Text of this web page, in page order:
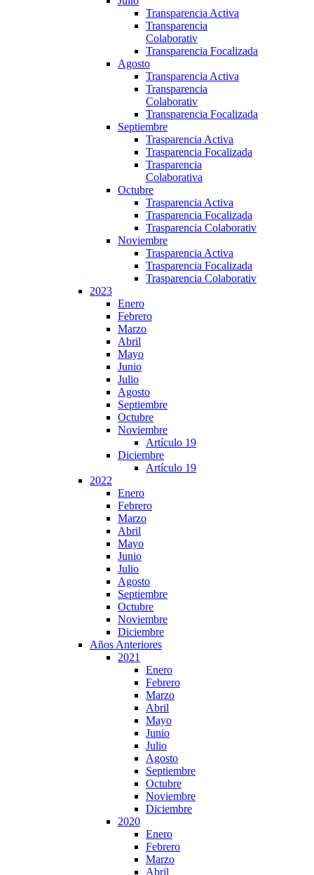
Transparencia Activa
Transparencia
Colaborativ
Transparencia Focalizada
Agosto
Transparencia Activa
Transparencia
Colaborativ
Transparencia Focalizada
Septiembre
Trasparencia Activa
Trasparencia Focalizada
Trasparencia
Colaborativa
Octubre
Trasparencia Activa
Trasparencia Focalizada
Trasparencia Colaborativ
Noviembre
Trasparencia Activa
Trasparencia Focalizada
Trasparencia Colaborativ
2023
Enero
Febrero
Marzo
Abril
Mayo
Junio
Julio
Agosto
Septiembre
Octubre
Noviembre
Artículo 19
Diciembre
Artículo 19
2022
Enero
Febrero
Marzo
Abril
Mayo
Junio
Julio
Agosto
Septiembre
Octubre
Noviembre
Diciembre
Años Anteriores
2021
Enero
Febrero
Marzo
Abril
Mayo
Junio
Julio
Agosto
Septiembre
Octubre
Noviembre
Diciembre
2020
Enero
Febrero
Marzo
Abril